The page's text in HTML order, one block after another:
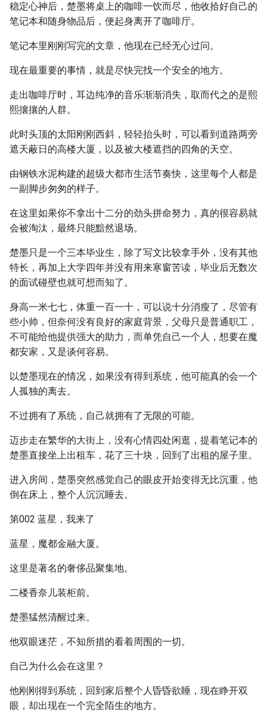
稳定心神后，楚墨将桌上的咖啡一饮而尽，他收拾好自己的
笔记本和随身物品后，便起身离开了咖啡厅。
笔记本里刚刚写完的文章，他现在已经无心过问。
现在最重要的事情，就是尽快完找一个安全的地方。
走出咖啡厅时，耳边纯净的音乐渐渐消失，取而代之的是熙
熙攘攘的人群。
此时头顶的太阳刚刚西斜，轻轻抬头时，可以看到道路两旁
遮天蔽日的高楼大厦，以及被大楼遮挡的四角的天空。
由钢铁水泥构建的超级大都市生活节奏快，这里每个人都是
一副脚步匆匆的样子。
在这里如果你不拿出十二分的劲头拼命努力，真的很容易就
会被淘汰，最终只能黯然退场。
楚墨只是一个三本毕业生，除了写文比较拿手外，没有其他
特长，再加上大学四年并没有用来寒窗苦读，毕业后无数次
的面试碰壁也就可想而知了。
身高一米七七，体重一百一十，可以说十分消瘦了，尽管有
些小帅，但奈何没有良好的家庭背景，父母只是普通职工，
不可能给他提供强大的助力，而单凭自己一个人，想要在魔
都安家，又是谈何容易。
以楚墨现在的情况，如果没有得到系统，他可能真的会一个
人孤独的离去。
不过拥有了系统，自己就拥有了无限的可能。
迈步走在繁华的大街上，没有心情四处闲逛，提着笔记本的
楚墨直接坐上出租车，花了三十块，回到了出租的屋子里。
进入房间，楚墨突然感觉自己的眼皮开始变得无比沉重，他
倒在床上，整个人沉沉睡去。
第002 蓝星，我来了
蓝星，魔都金融大厦。
这里是著名的奢侈品聚集地。
二楼香奈儿装柜前。
楚墨猛然清醒过来。
他双眼迷茫，不知所措的看着周围的一切。
自己为什么会在这里？
他刚刚得到系统，回到家后整个人昏昏欲睡，现在睁开双
眼，却出现在一个完全陌生的地方。